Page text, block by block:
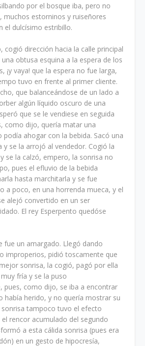
por el bosque iba, pero no
muchos estorninos y ruiseñores
el dulcísimo estribillo.
cogió dirección hacia la calle principal
obtusa esquina a la espera de los
¡y vaya! que la espera no fue larga,
tuvo en frente al primer cliente.
que balanceándose de un lado a
algún líquido oscuro de una
que se le vendiese en seguida
como dijo, quería matar una
podía ahogar con la bebida. Sacó una
y se la arrojó al vendedor. Cogió la
se la calzó, empero, la sonrisa no
pues el efluvio de la bebida
hasta marchitarla y se fue
a poco, en una horrenda mueca, y el
alejó convertido en un ser
El rey Esperpento quedóse
fue un amargado. Llegó dando
improperios, pidió toscamente que
sonrisa, la cogió, pagó por ella
fría y se la puso
pues, como dijo, se iba a encontrar
había herido, y no quería mostrar su
sonrisa tampoco tuvo el efecto
rencor acumulado del segundo
a esta cálida sonrisa (pues era
en un gesto de hipocresía,